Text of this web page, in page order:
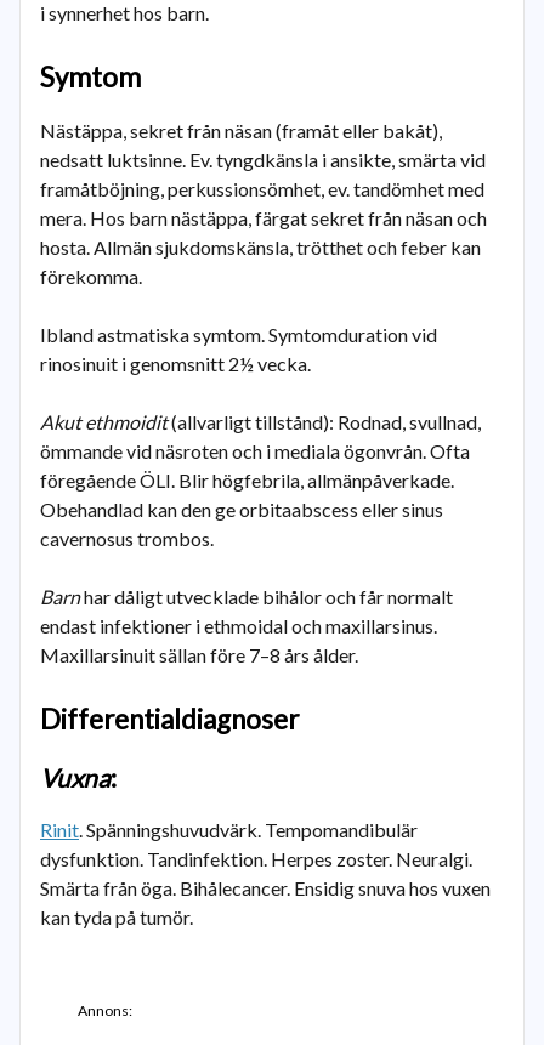
i synnerhet hos barn.
Symtom
Nästäppa, sekret från näsan (framåt eller bakåt),
nedsatt luktsinne. Ev. tyngdkänsla i ansikte, smärta vid
framåtböjning, perkussionsömhet, ev. tandömhet med
mera. Hos barn nästäppa, färgat sekret från näsan och
hosta. Allmän sjukdomskänsla, trötthet och feber kan
förekomma.
Ibland astmatiska symtom. Symtomduration vid
rinosinuit i genomsnitt 2½ vecka.
Akut ethmoidit(allvarligt tillstånd): Rodnad, svullnad,
ömmande vid näsroten och i mediala ögonvrån. Ofta
föregående ÖLI. Blir högfebrila, allmänpåverkade.
Obehandlad kan den ge orbitaabscess eller sinus
cavernosus trombos.
Barnhar dåligt utvecklade bihålor och får normalt
endast infektioner i ethmoidal och maxillarsinus.
Maxillarsinuit sällan före 7–8 års ålder.
Differentialdiagnoser
Vuxna:
Rinit. Spänningshuvudvärk. Tempomandibulär
dysfunktion. Tandinfektion. Herpes zoster. Neuralgi.
Smärta från öga. Bihålecancer. Ensidig snuva hos vuxen
kan tyda på tumör.
Annons: